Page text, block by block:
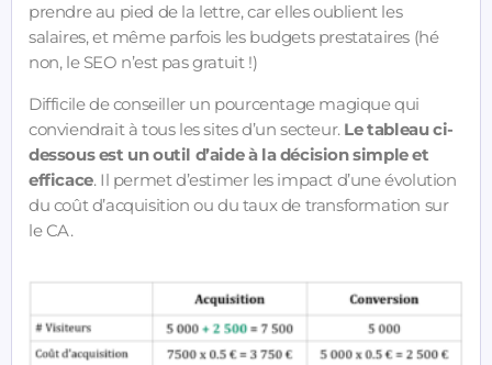
prendre au pied de la lettre, car elles oublient les
salaires, et même parfois les budgets prestataires (hé
non, le SEO n’est pas gratuit !)
Difficile de conseiller un pourcentage magique qui
conviendrait à tous les sites d’un secteur. Le tableau ci-
dessous est un outil d’aide à la décision simple et
efficace. Il permet d’estimer les impact d’une évolution
du coût d’acquisition ou du taux de transformation sur
le CA.